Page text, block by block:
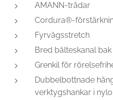
AMANN-trådar
Cordura®-
Fyrvägsstretch
Bred bälteskanal
Grenkil för
Dubbelbottnade
verktygshankar i